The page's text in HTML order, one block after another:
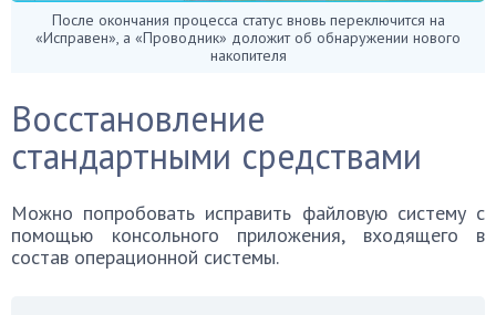
После окончания процесса статус вновь переключится на
«Исправен», а «Проводник» доложит об обнаружении нового
накопителя
Восстановление
стандартными средствами
Можно попробовать исправить файловую систему с
помощью консольного приложения, входящего в
состав операционной системы.